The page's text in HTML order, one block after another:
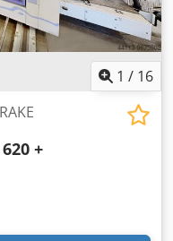
1 / 16
+